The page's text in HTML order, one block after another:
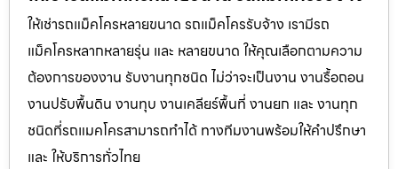
ให้เช่ารถแม็คโครหลายขนาด รถแม็คโครรับจ้าง เรามีรถ
แม็คโครหลากหลายรุ่น และ หลายขนาด ให้คุณเลือกตามความ
ต้องการของงาน รับงานทุกชนิด ไม่ว่าจะเป็นงาน งานรื้อถอน
งานปรับพื้นดิน งานทุบ งานเคลียร์พื้นที่ งานยก และ งานทุก
ชนิดที่รถแมคโครสามารถทำได้ ทางทีมงานพร้อมให้คำปรึกษา
และ ให้บริการทั่วไทย